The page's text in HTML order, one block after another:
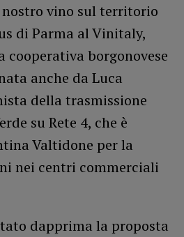
nostro vino sul territorio
di Parma al Vinitaly,
cooperativa borgonovese
anche da Luca
della trasmissione
su Rete 4, che è
Valtidone per la
nei centri commerciali
dapprima la proposta